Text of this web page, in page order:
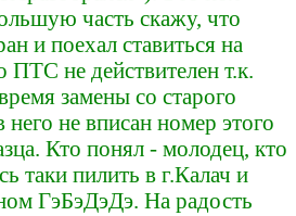
часть скажу, что
и поехал ставиться на
ПТС не действителен т.к.
замены со старого
не вписан номер этого
Кто понял - молодец, кто
таки пилить в г.Калач и
ГэБэДэДэ. На радость